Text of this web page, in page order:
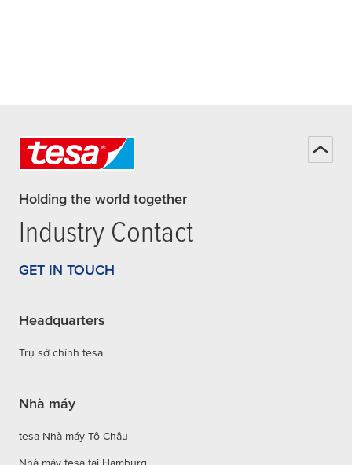
Holding the world together
Industry Contact
GET IN TOUCH
Headquarters
Trụ sở chính tesa
Nhà máy
tesa Nhà máy Tô Châu